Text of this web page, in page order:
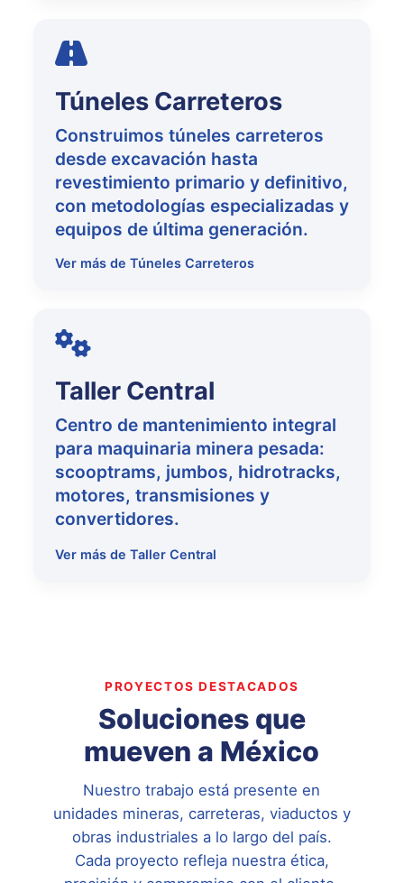
Túneles Carreteros
Construimos túneles carreteros
desde excavación hasta
revestimiento primario y definitivo,
con metodologías especializadas y
equipos de última generación.
Ver más de Túneles Carreteros
Taller Central
Centro de mantenimiento integral
para maquinaria minera pesada:
scooptrams, jumbos, hidrotracks,
motores, transmisiones y
convertidores.
Ver más de Taller Central
PROYECTOS DESTACADOS
Soluciones que
mueven a México
Nuestro trabajo está presente en
unidades mineras, carreteras, viaductos y
obras industriales a lo largo del país.
Cada proyecto refleja nuestra ética,